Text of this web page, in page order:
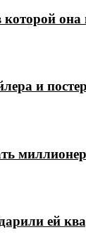
она
и
ей